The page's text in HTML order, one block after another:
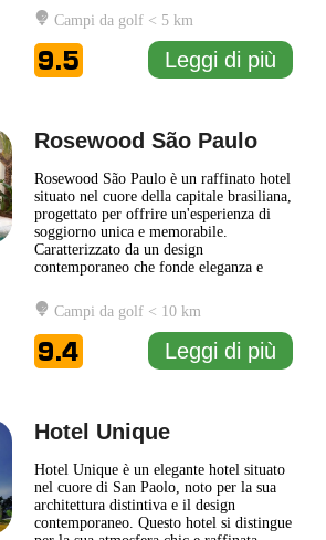
Gli ospiti possono godere di
un’architettura sofisticata che riflette la
cultura brasiliana, con interni arredati
con gusto
... Leggi di più
Campi da golf < 5 km
9.5 Leggi di più
Rosewood São Paulo
Rosewood São Paulo è un raffinato hotel
situato nel cuore della capitale brasiliana,
progettato per offrire un'esperienza di
soggiorno unica e memorabile.
Caratterizzato da un design
contemporaneo che fonde eleganza e
distingue per la sua attenzione ai dettagli
e il servizio impeccabile. Gli ospiti
possono godere di spazi luminosi e
arredamenti di alta qualità, creando...
Leggi di più
Campi da golf < 10 km
9.4 Leggi di più
Hotel Unique
Hotel Unique è un elegante hotel situato
nel cuore di San Paolo, noto per la sua
architettura distintiva e il design
contemporaneo. Questo hotel si distingue